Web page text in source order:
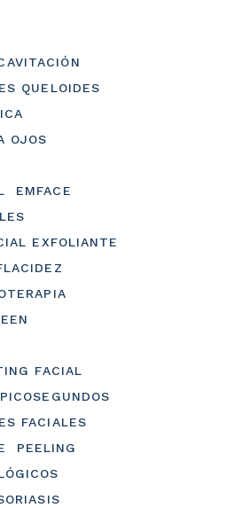
QUELOIDES
OJOS
EMFACE
EXFOLIANTE
FACIAL
FACIALES
PEELING